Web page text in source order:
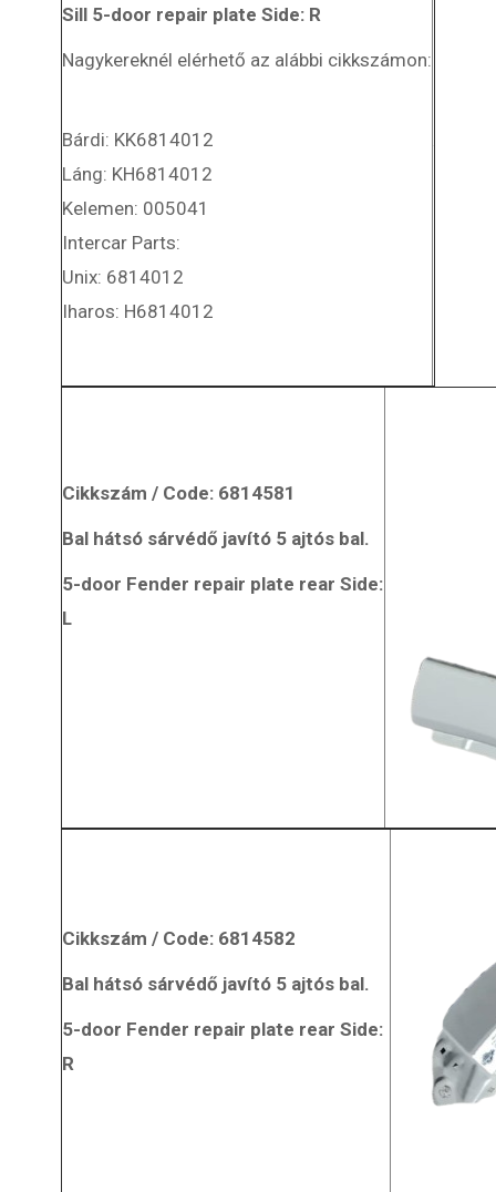
Sill 5-door repair plate Side: R
Nagykereknél elérhető az alábbi cikkszámon:
Bárdi: KK6814012
Láng: KH6814012
Kelemen: 005041
Intercar Parts:
Unix: 6814012
Iharos: H6814012
Cikkszám / Code: 6814581
Bal hátsó sárvédő javító 5 ajtós bal.
5-door Fender repair plate rear Side:
L
Cikkszám / Code: 6814582
Bal hátsó sárvédő javító 5 ajtós bal.
5-door Fender repair plate rear Side:
R